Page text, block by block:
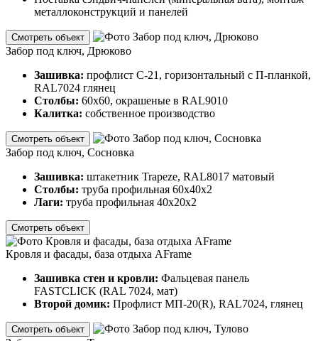
металлоконструкций и панелей
Смотреть объект
Забор под ключ, Дрюково
Зашивка: профлист С-21, горизонтальный с П-планкой,
RAL7024 глянец
Столбы: 60х60, окрашеные в RAL9010
Калитка: собственное производство
Смотреть объект
Забор под ключ, Сосновка
Зашивка: штакетник Trapeze, RAL8017 матовый
Столбы: труба профильная 60х40х2
Лаги: труба профильная 40х20х2
Смотреть объект
Кровля и фасады, база отдыха AFrame
Зашивка стен и кровли: Фальцевая панель
FASTCLICK (RAL 7024, мат)
Второй домик: Профлист МП-20(R), RAL7024, глянец
Смотреть объект